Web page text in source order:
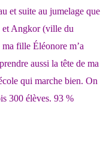
et suite au jumelage que
et Angkor (ville du
fille Éléonore m’a
aussi la tête de ma
qui marche bien. On
300 élèves. 93 %